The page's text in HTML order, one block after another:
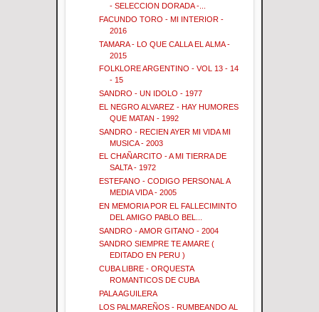
- SELECCION DORADA -...
FACUNDO TORO - MI INTERIOR -
2016
TAMARA - LO QUE CALLA EL ALMA -
2015
FOLKLORE ARGENTINO - VOL 13 - 14
- 15
SANDRO - UN IDOLO - 1977
EL NEGRO ALVAREZ - HAY HUMORES
QUE MATAN - 1992
SANDRO - RECIEN AYER MI VIDA MI
MUSICA - 2003
EL CHAÑARCITO - A MI TIERRA DE
SALTA - 1972
ESTEFANO - CODIGO PERSONAL A
MEDIA VIDA - 2005
EN MEMORIA POR EL FALLECIMINTO
DEL AMIGO PABLO BEL...
SANDRO - AMOR GITANO - 2004
SANDRO SIEMPRE TE AMARE (
EDITADO EN PERU )
CUBA LIBRE - ORQUESTA
ROMANTICOS DE CUBA
PALA AGUILERA
LOS PALMAREÑOS - RUMBEANDO AL